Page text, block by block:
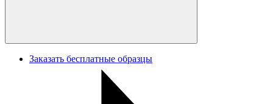
Заказать бесплатные образцы